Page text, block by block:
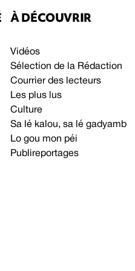
À DÉCOUVRIR
Vidéos
Sélection de la Rédaction
Courrier des lecteurs
Les plus lus
Culture
Sa lé kalou, sa lé gadyamb
Lo gou mon péi
Publireportages